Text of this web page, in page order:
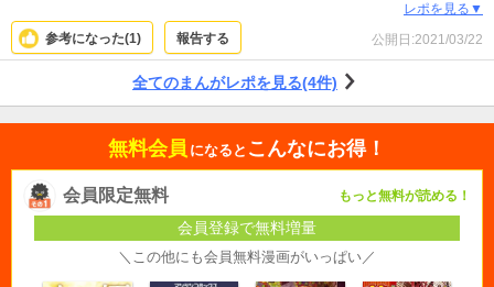
レポを見る▼
参考になった(1) 報告する 公開日:2021/03/22
全てのまんがレポを見る(4件)
無料会員 になると こんなにお得！
会員限定無料 もっと無料が読める！
会員登録で無料増量
＼この他にも会員無料漫画がいっぱい／